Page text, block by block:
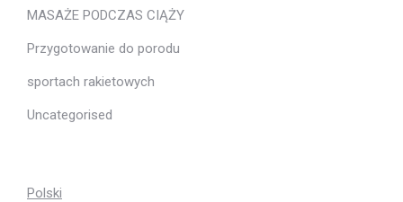
MASAŻE PODCZAS CIĄŻY
Przygotowanie do porodu
sportach rakietowych
Uncategorised
Polski